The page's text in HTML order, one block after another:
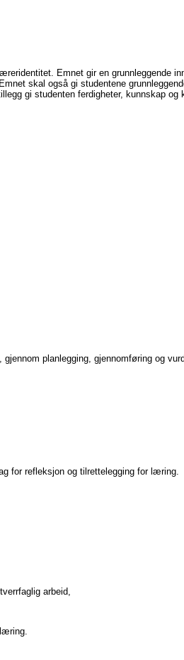
Emnet gir en grunnleggende
skal også gi studentene
gi studenten ferdigheter, kunnskap
planlegging, gjennomføring og
for refleksjon og tilrettelegging for læring.
arbeid,